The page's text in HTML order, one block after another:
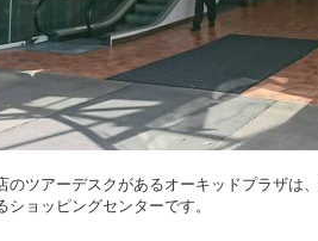
のツアーデスクがあるオーキッドプラザは
ョッピングセンターです。